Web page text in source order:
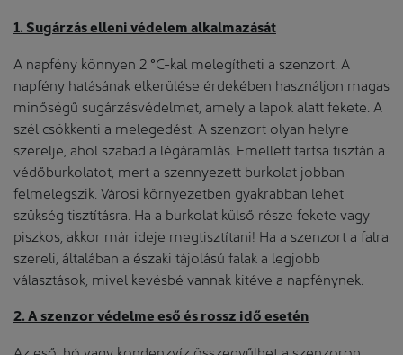
1. Sugárzás elleni védelem alkalmazását
A napfény könnyen 2 °C-kal melegítheti a szenzort. A
napfény hatásának elkerülése érdekében használjon magas
minőségű sugárzásvédelmet, amely a lapok alatt fekete. A
szél csökkenti a melegedést. A szenzort olyan helyre
szerelje, ahol szabad a légáramlás. Emellett tartsa tisztán a
védőburkolatot, mert a szennyezett burkolat jobban
felmelegszik. Városi környezetben gyakrabban lehet
szükség tisztításra. Ha a burkolat külső része fekete vagy
piszkos, akkor már ideje megtisztítani! Ha a szenzort a falra
szereli, általában a északi tájolású falak a legjobb
választások, mivel kevésbé vannak kitéve a napfénynek.
2. A szenzor védelme eső és rossz idő esetén
Az eső, hó vagy kondenzvíz összegyűlhet a szenzoron